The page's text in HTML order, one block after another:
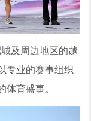
及周边地区的越
专业的赛事组织
体育盛事。